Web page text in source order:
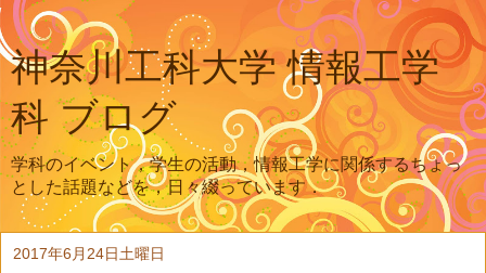
神奈川工科大学 情報工学
科 ブログ
学科のイベント，学生の活動，情報工学に関係するちょっ
とした話題などを，日々綴っています．
2017年6月24日土曜日